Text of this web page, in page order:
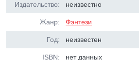
Издательство: неизвестно
Жанр: Фэнтези
Год: неизвестен
ISBN: нет данных